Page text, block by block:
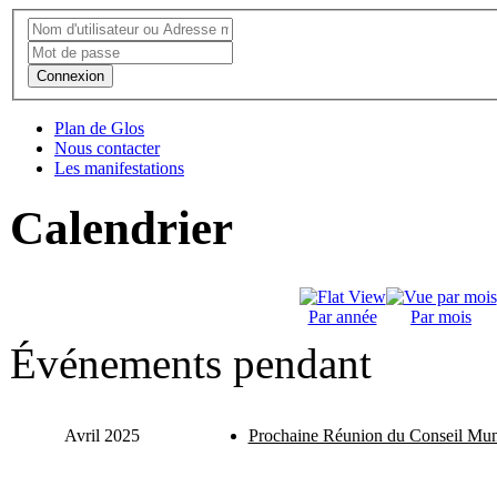
Connexion
Plan de Glos
Nous contacter
Les manifestations
Calendrier
Par année Par mois
Événements pendant
Avril 2025 Prochaine Réunion du Conseil